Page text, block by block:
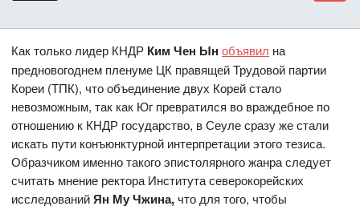
Как только лидер КНДР Ким Чен Ын объявил на
предновогоднем пленуме ЦК правящей Трудовой партии
Кореи (ТПК), что объединение двух Корей стало
невозможным, так как Юг превратился во враждебное по
отношению к КНДР государство, в Сеуле сразу же стали
искать пути конъюнктурной интерпретации этого тезиса.
Образчиком именно такого эпистолярного жанра следует
считать мнение ректора Института северокорейских
исследованийЯн Му Чжина,что для того, чтобы